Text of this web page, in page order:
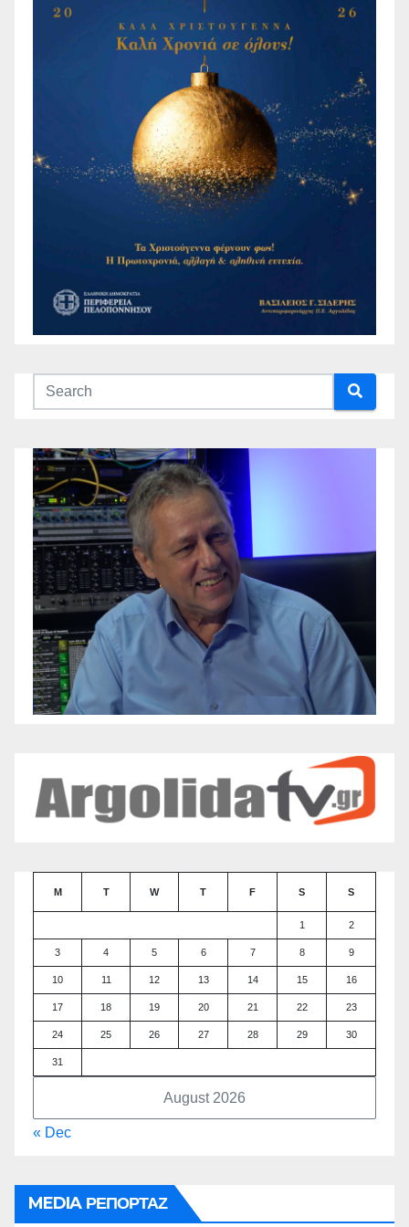
August 2026
M T W T F S S
1 2
3 4 5 6 7 8 9
10 11 12 13 14 15 16
17 18 19 20 21 22 23
24 25 26 27 28 29 30
31
« Dec
MEDIA ΡΕΠΟΡΤΑΖ